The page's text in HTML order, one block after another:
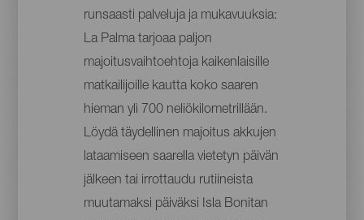
runsaasti palveluja ja mukavuuksia:
La Palma tarjoaa paljon
majoitusvaihtoehtoja kaikenlaisille
matkailijoille kautta koko saaren
hieman yli 700 neliökilometrillään.
Löydä täydellinen majoitus akkujen
lataamiseen saarella vietetyn päivän
jälkeen tai irrottaudu rutiineista
muutamaksi päiväksi Isla Bonitan